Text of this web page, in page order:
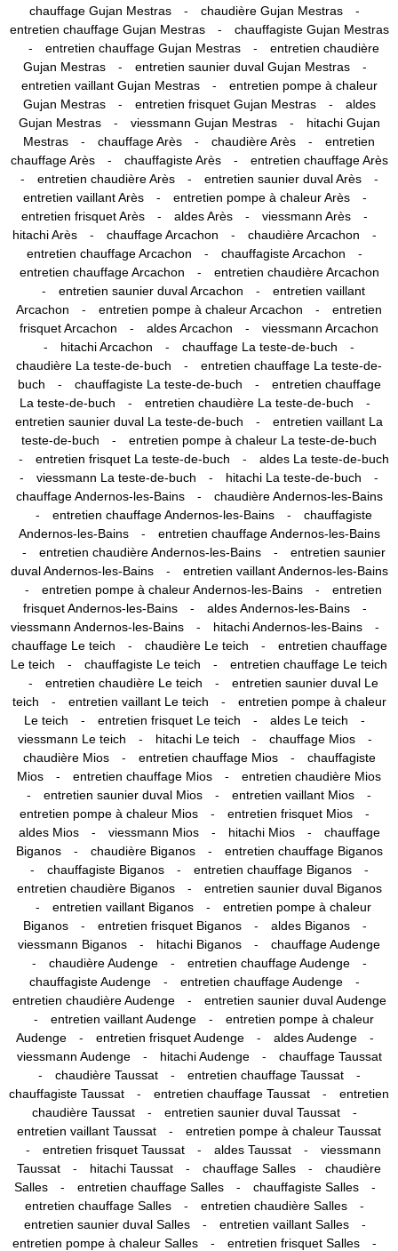
chauffage Gujan Mestras - chaudière Gujan Mestras -
entretien chauffage Gujan Mestras - chauffagiste Gujan Mestras
- entretien chauffage Gujan Mestras -
entretien chaudière
Gujan Mestras
- entretien saunier duval Gujan Mestras -
entretien vaillant Gujan Mestras -
entretien pompe à chaleur
Gujan Mestras
- entretien frisquet Gujan Mestras -
aldes
Gujan Mestras
- viessmann Gujan Mestras -
hitachi Gujan
Mestras
- chauffage Arès - chaudière Arès -
entretien
chauffage Arès
- chauffagiste Arès - entretien chauffage Arès
- entretien chaudière Arès - entretien saunier duval Arès -
entretien vaillant Arès - entretien pompe à chaleur Arès -
entretien frisquet Arès - aldes Arès - viessmann Arès -
hitachi Arès - chauffage Arcachon - chaudière Arcachon -
entretien chauffage Arcachon - chauffagiste Arcachon -
entretien chauffage Arcachon - entretien chaudière Arcachon
- entretien saunier duval Arcachon -
entretien vaillant
Arcachon
- entretien pompe à chaleur Arcachon -
entretien
frisquet Arcachon
- aldes Arcachon - viessmann Arcachon
- hitachi Arcachon - chauffage La teste-de-buch -
chaudière La teste-de-buch -
entretien chauffage La teste-de-
buch
- chauffagiste La teste-de-buch -
entretien chauffage
La teste-de-buch
- entretien chaudière La teste-de-buch -
entretien saunier duval La teste-de-buch -
entretien vaillant La
teste-de-buch
- entretien pompe à chaleur La teste-de-buch
- entretien frisquet La teste-de-buch - aldes La teste-de-buch
- viessmann La teste-de-buch - hitachi La teste-de-buch -
chauffage Andernos-les-Bains - chaudière Andernos-les-Bains
- entretien chauffage Andernos-les-Bains -
chauffagiste
Andernos-les-Bains
- entretien chauffage Andernos-les-Bains
- entretien chaudière Andernos-les-Bains -
entretien saunier
duval Andernos-les-Bains
- entretien vaillant Andernos-les-Bains
- entretien pompe à chaleur Andernos-les-Bains -
entretien
frisquet Andernos-les-Bains
- aldes Andernos-les-Bains -
viessmann Andernos-les-Bains - hitachi Andernos-les-Bains -
chauffage Le teich - chaudière Le teich -
entretien chauffage
Le teich
- chauffagiste Le teich - entretien chauffage Le teich
- entretien chaudière Le teich -
entretien saunier duval Le
teich
- entretien vaillant Le teich -
entretien pompe à chaleur
Le teich
- entretien frisquet Le teich - aldes Le teich -
viessmann Le teich - hitachi Le teich - chauffage Mios -
chaudière Mios - entretien chauffage Mios -
chauffagiste
Mios
- entretien chauffage Mios - entretien chaudière Mios
- entretien saunier duval Mios - entretien vaillant Mios -
entretien pompe à chaleur Mios - entretien frisquet Mios -
aldes Mios - viessmann Mios - hitachi Mios -
chauffage
Biganos
- chaudière Biganos - entretien chauffage Biganos
- chauffagiste Biganos - entretien chauffage Biganos -
entretien chaudière Biganos - entretien saunier duval Biganos
- entretien vaillant Biganos -
entretien pompe à chaleur
Biganos
- entretien frisquet Biganos - aldes Biganos -
viessmann Biganos - hitachi Biganos - chauffage Audenge
- chaudière Audenge - entretien chauffage Audenge -
chauffagiste Audenge - entretien chauffage Audenge -
entretien chaudière Audenge - entretien saunier duval Audenge
- entretien vaillant Audenge -
entretien pompe à chaleur
Audenge
- entretien frisquet Audenge - aldes Audenge -
viessmann Audenge - hitachi Audenge - chauffage Taussat
- chaudière Taussat - entretien chauffage Taussat -
chauffagiste Taussat - entretien chauffage Taussat -
entretien
chaudière Taussat
- entretien saunier duval Taussat -
entretien vaillant Taussat - entretien pompe à chaleur Taussat
- entretien frisquet Taussat - aldes Taussat -
viessmann
Taussat
- hitachi Taussat - chauffage Salles -
chaudière
Salles
- entretien chauffage Salles - chauffagiste Salles -
entretien chauffage Salles - entretien chaudière Salles -
entretien saunier duval Salles - entretien vaillant Salles -
entretien pompe à chaleur Salles - entretien frisquet Salles -